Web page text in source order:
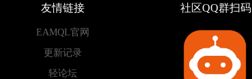
友情链接
EAMQL官网
更新记录
轻论坛
社区QQ群扫码